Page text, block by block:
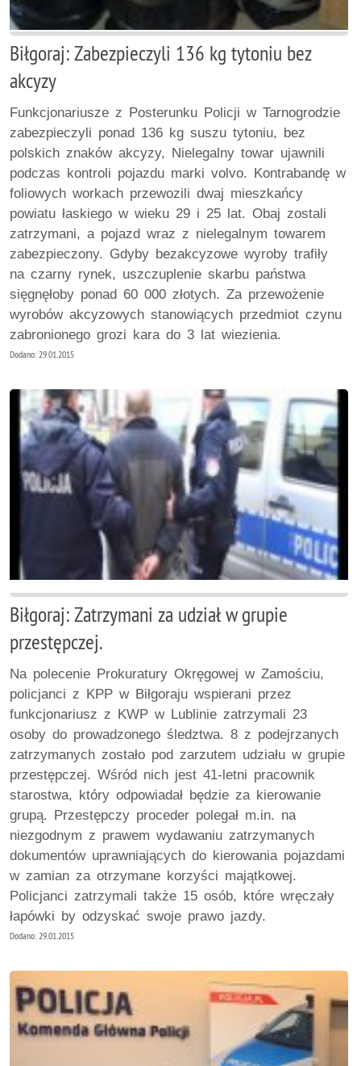
Biłgoraj: Zabezpieczyli 136 kg tytoniu bez
akcyzy
Funkcjonariusze z Posterunku Policji w Tarnogrodzie
zabezpieczyli ponad 136 kg suszu tytoniu, bez
polskich znaków akcyzy, Nielegalny towar ujawnili
podczas kontroli pojazdu marki volvo. Kontrabandę w
foliowych workach przewozili dwaj mieszkańcy
powiatu łaskiego w wieku 29 i 25 lat. Obaj zostali
zatrzymani, a pojazd wraz z nielegalnym towarem
zabezpieczony. Gdyby bezakcyzowe wyroby trafiły
na czarny rynek, uszczuplenie skarbu państwa
sięgnęłoby ponad 60 000 złotych. Za przewożenie
wyrobów akcyzowych stanowiących przedmiot czynu
zabronionego grozi kara do 3 lat wiezienia.
Dodano: 29.01.2015
Biłgoraj: Zatrzymani za udział w grupie
przestępczej.
Na polecenie Prokuratury Okręgowej w Zamościu,
policjanci z KPP w Biłgoraju wspierani przez
funkcjonariusz z KWP w Lublinie zatrzymali 23
osoby do prowadzonego śledztwa. 8 z podejrzanych
zatrzymanych zostało pod zarzutem udziału w grupie
przestępczej. Wśród nich jest 41-letni pracownik
starostwa, który odpowiadał będzie za kierowanie
grupą. Przestępczy proceder polegał m.in. na
niezgodnym z prawem wydawaniu zatrzymanych
dokumentów uprawniających do kierowania pojazdami
w zamian za otrzymane korzyści majątkowej.
Policjanci zatrzymali także 15 osób, które wręczały
łapówki by odzyskać swoje prawo jazdy.
Dodano: 29.01.2015